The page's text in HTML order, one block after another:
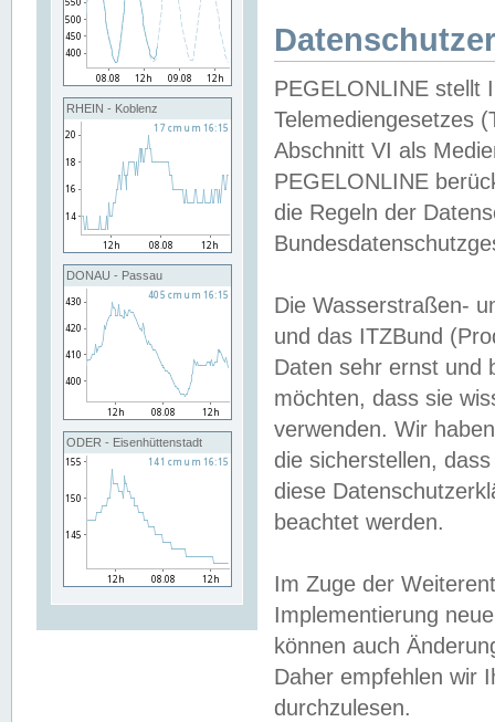
RHEIN - Koblenz
DONAU - Passau
ODER - Eisenhüttenstadt
PEGELONLINE stellt
Telemediengesetzes
Abschnitt VI als
PEGELONLINE
die Regeln der
Die Wasserstraßen-
und das ITZBund
Daten sehr ernst und
möchten, dass sie
verwenden. Wir
die sicherstellen,
diese
beachtet werden.
Im Zuge der
Implementierung
können auch
Daher empfehlen wir
durchzulesen.